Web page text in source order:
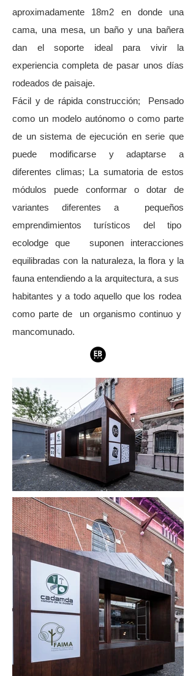
aproximadamente 18m2 en donde una
cama, una mesa, un baño y una bañera
dan el soporte ideal para vivir la
experiencia completa de pasar unos días
rodeados de paisaje.
Fácil y de rápida construcción; Pensado
como un modelo autónomo o como parte
de un sistema de ejecución en serie que
puede modificarse y adaptarse a
diferentes climas; La sumatoria de estos
módulos puede conformar o dotar de
variantes diferentes a pequeños
emprendimientos turísticos del tipo
ecolodge que suponen interacciones
equilibradas con la naturaleza, la flora y la
fauna entendiendo a la arquitectura, a sus
habitantes y a todo aquello que los rodea
como parte de un organismo continuo y
mancomunado.